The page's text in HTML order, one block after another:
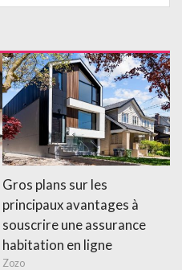
Gros plans sur les
principaux avantages à
souscrire une assurance
habitation en ligne
Zozo